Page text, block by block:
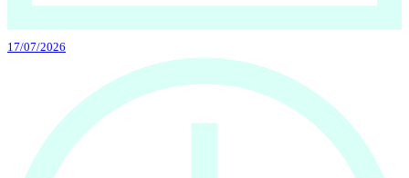
17/07/2026